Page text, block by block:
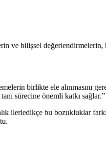
ve bilişsel değerlendirmelerin,
birlikte ele alınmasını
sürecine önemli katkı
ilerledikçe bu bozukluklar